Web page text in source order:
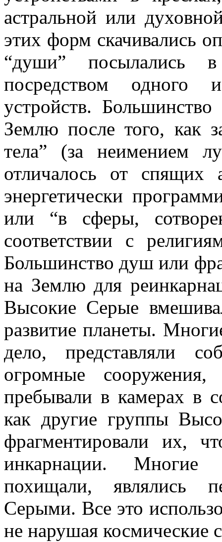
астральной или
этих форм скачивались
“души” посылались
посредством одного
устройств.
Землю после того, как
тела” (за неимением
отличалось от спящих
энергетически
или “в сферы,
соответствии с
Большинство душ или
на Землю для
Высокие Серые
развитие планеты.
дело, представляли
огромные
пребывали в камерах в
как другие группы
фрагментировали их,
инкарнации. Многие
похищали, являлись
Серыми. Все это
не нарушая космические